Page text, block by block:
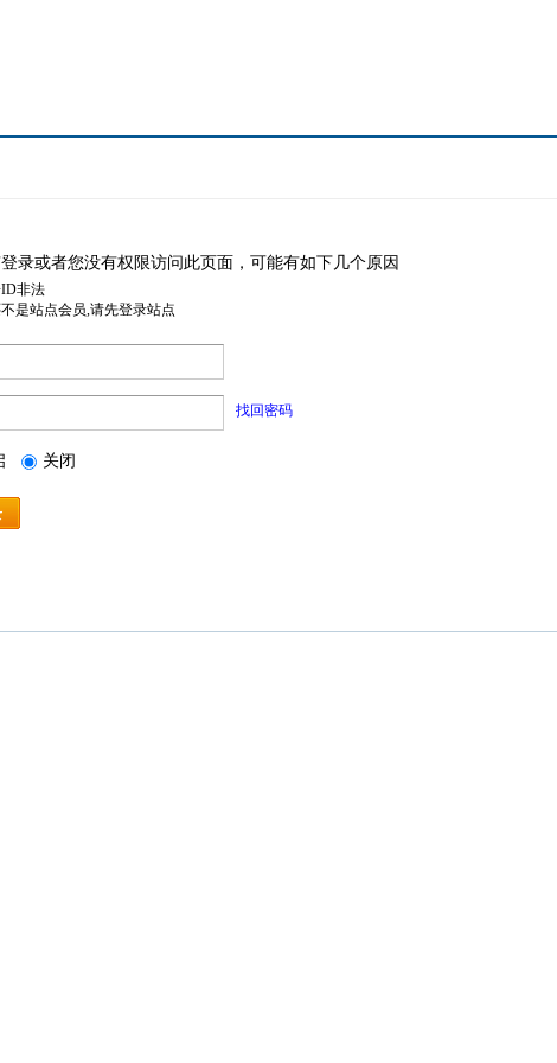
录或者您没有权限访问此页面，可能有如下几个原因
非法
是站点会员,请先登录站点
找回密码
关闭